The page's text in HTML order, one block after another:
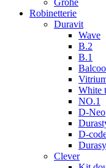
Grohe
Robinetterie
Duravit
Wave
B.2
B.1
White
NO.1
D-Neo
D-
Clever